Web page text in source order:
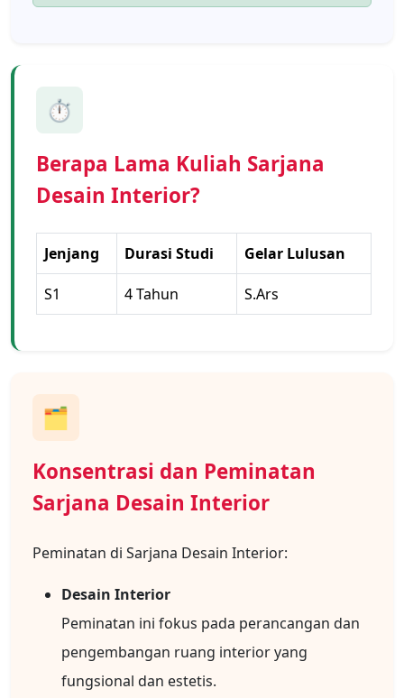
⏱️
Berapa Lama Kuliah Sarjana
Desain Interior?
Jenjang Durasi Studi Gelar Lulusan
S1 4 Tahun S.Ars
🗂️
Konsentrasi dan Peminatan
Sarjana Desain Interior
Peminatan di Sarjana Desain Interior:
Desain Interior
Peminatan ini fokus pada perancangan dan
pengembangan ruang interior yang
fungsional dan estetis.